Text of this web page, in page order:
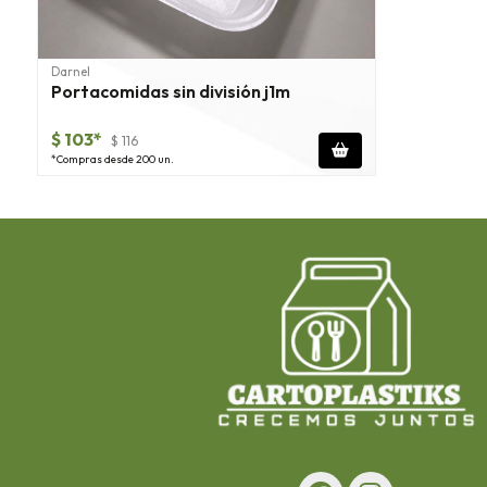
Darnel
Portacomidas sin división j1m
$ 103* $ 116
*Compras desde 200 un.